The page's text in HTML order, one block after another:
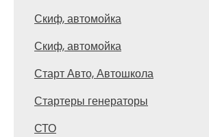
Скиф, автомойка
Скиф, автомойка
Старт Авто, Автошкола
Стартеры генераторы
СТО